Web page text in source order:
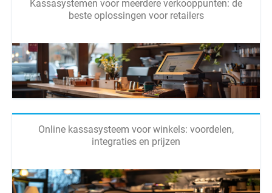
Kassasystemen voor meerdere verkooppunten: de
beste oplossingen voor retailers
Online kassasysteem voor winkels: voordelen,
integraties en prijzen